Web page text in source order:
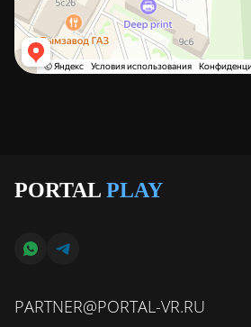
PORTAL PLAY
PARTNER@PORTAL-VR.RU